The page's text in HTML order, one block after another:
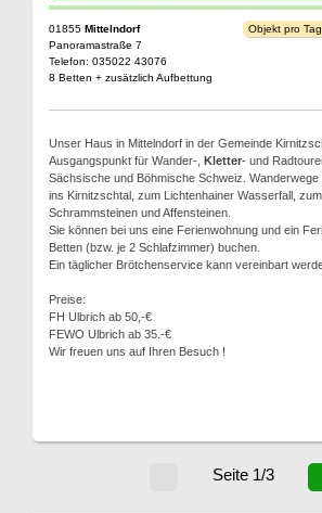
01855 Mittelndorf
Panoramastraße 7
Telefon: 035022 43076
8 Betten + zusätzlich Aufbettung
Objekt pro
Unser Haus in Mittelndorf in der Gemeinde
Ausgangspunkt für Wander-, Kletter- und
Sächsische und Böhmische Schweiz.
ins Kirnitzschtal, zum Lichtenhainer Wasserfall,
Schrammsteinen und Affensteinen.
Sie können bei uns eine Ferienwohnung und ein
Betten (bzw. je 2 Schlafzimmer) buchen.
Ein täglicher Brötchenservice kann vereinbart
Preise:
FH Ulbrich ab 50,-€
FEWO Ulbrich ab 35.-€
Wir freuen uns auf Ihren Besuch !
Seite 1/3